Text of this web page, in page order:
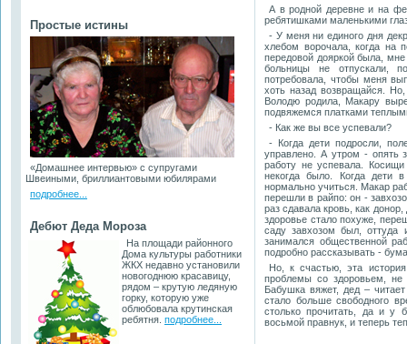
Простые истины
«Домашнее интервью» с супругами
Швеиными, бриллиантовыми юбилярами
подробнее...
Дебют Деда Мороза
На площади районного
Дома культуры работники
ЖКХ недавно установили
новогоднюю красавицу,
рядом – крутую ледяную
горку, которую уже
облюбовала крутинская
ребятня. подробнее...
А в родной деревне и на
ребятишками маленькими
- У меня ни единого дня
хлебом ворочала, когда на
передовой дояркой была, мне
больницы не отпускали,
потребовала, чтобы меня
хоть назад возвращайся.
Володю родила, Макару
подвяжемся платками
- Как же вы все успевали?
- Когда дети подросли,
управлено. А утром - опять
работу не успевала.
некогда было. Когда дети
нормально учиться. Макар
перешли в райпо: он -
раз сдавала кровь, как
здоровье стало похуже,
саду завхозом был,
занимался общественной
подробно рассказывать -
Но, к счастью, эта
проблемы со здоровьем,
Бабушка вяжет, дед –
стало больше свободного
столько прочитать, да и у
восьмой правнук, и теперь